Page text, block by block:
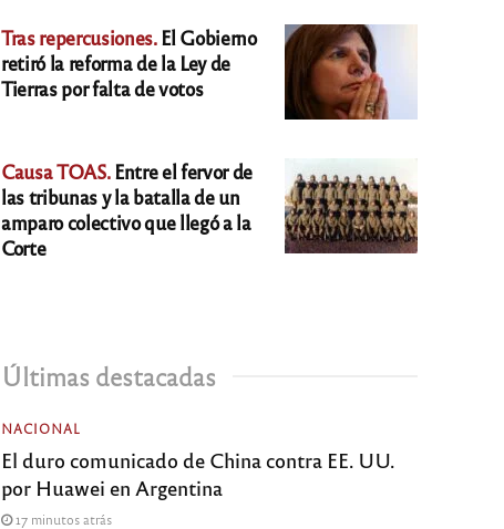
Tras repercusiones.El Gobierno
retiró la reforma de la Ley de
Tierras por falta de votos
Causa TOAS.Entre el fervor de
las tribunas y la batalla de un
amparo colectivo que llegó a la
Corte
Últimas destacadas
NACIONAL
El duro comunicado de China contra EE. UU.
por Huawei en Argentina
17 minutos atrás